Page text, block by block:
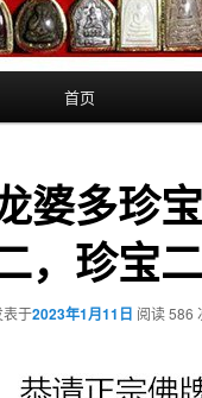
首页
婆多珍
，珍宝
表于2023年1月11日 阅读 586